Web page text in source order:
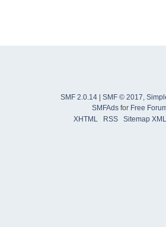
SMF 2.0.14 SMF © 2017
SMFAdsfor Free
XHTML
RSS Sitemap XML